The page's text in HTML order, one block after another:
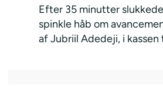
Efter 35 minutter
spinkle håb om
af Jubriil Adedeji, i